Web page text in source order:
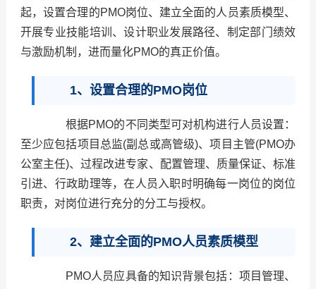
起，设置合理的PMO岗位、建立全面的人员素质模型、
开展专业技能培训、设计职业发展路径、制定部门绩效
与激励机制，进而量化PMO的真正价值。
1、设置合理的PMO岗位
根据PMO的不同类型可对机构进行人员设置：
至少应包括项目总监(副总或高管级)、项目主管(PMO办
公室主任)、过程改进专家、配置管理、质量保证、标准
引进、行政助理等，在人员入职时明确每一岗位的岗位
职责，对岗位进行充分的分工与授权。
2、建立全面的PMO人员素质模型
PMO人员应具备的知识背景包括：项目管理、